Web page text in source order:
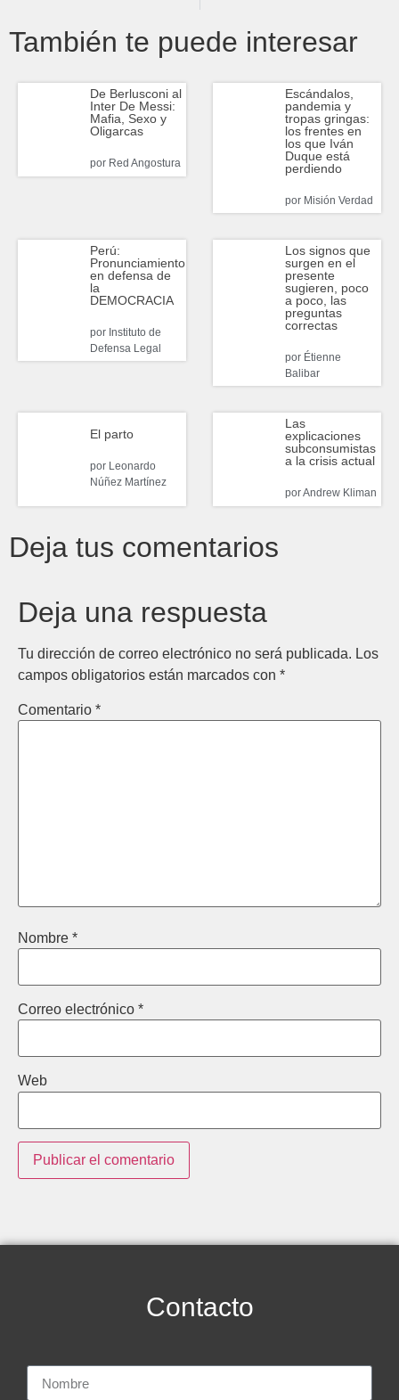
También te puede interesar
De Berlusconi al
Inter De Messi:
Mafia, Sexo y
Oligarcas
porRed Angostura
Escándalos,
pandemia y
tropas gringas:
los frentes en
los que Iván
Duque está
perdiendo
porMisión Verdad
Perú:
Pronunciamiento
en defensa de
la
DEMOCRACIA
porInstituto de
Defensa Legal
Los signos que
surgen en el
presente
sugieren, poco
a poco, las
preguntas
correctas
porÉtienne
Balibar
El parto
porLeonardo
Núñez Martínez
Las
explicaciones
subconsumistas
a la crisis actual
porAndrew Kliman
Deja tus comentarios
Deja una respuesta
Tu dirección de correo electrónico no será publicada. Los
campos obligatorios están marcados con *
Comentario *
Nombre *
Correo electrónico *
Web
Contacto